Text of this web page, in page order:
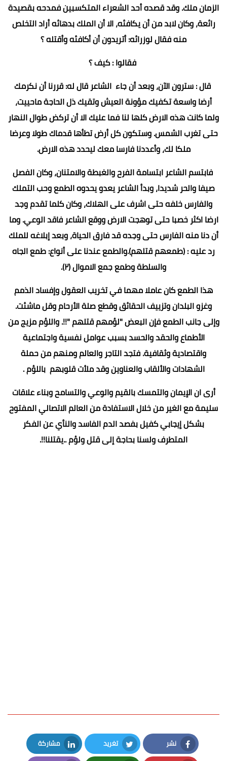
الزمان ملك. وقد قصده أحد الشعراء المتكسبين فمدحه بقصيدة
رائعة، وكان لابد من أن يكافئه، الا أن الملك بدهائه أراد التخلص
منه فقال لوزرائه: أتريدون أن أكافئه وأقتله ؟
فقالوا : كيف ؟
قال : سترون الآن، وبعد أن جاء الشاعر قال له: قررنا أن نكرمك
أرضا واسعة تكفيك مؤونة العيش وتقيك ذل الحاجة ماحييت،
ولما كانت هذه الارض كلها لنا فما عليك الا أن تركض طوال النهار
حتى تغرب الشمس. وستكون كل أرض تطأها قدماك طولا وعرضا
ملكا لك، وأعددنا فارسا معك ليحدد هذه الارض.
فابتسم الشاعر ابتسامة الفرح والغبطة والامتنان، وكان الفصل
صيفا والحر شديدا، وبدأ الشاعر يعدو يحدوه الطمع وحب التملك
والفارس خلفه حتى اشرف على الهلاك، وكان كلما تقدم وجد
ارضا اكثر خصبا حتى توهجت الارض ووقع الشاعر فاقد الوعي. وما
أن دنا منه الفارس حتى وجده قد فارق الحياة، وبعد إبلاغه للملك
رد عليه : (طمعهم قتلهم).والطمع عندنا على أنواع: طمع الجاه
والسلطة وطمع جمع الاموال (٢).
هذا الطمع كان عاملا مهما في تخريب العقول وإفساد الذمم
وغزو البلدان وتزييف الحقائق وقطع صلة الأرحام وقل ماشئت.
وإلى جانب الطمع فإن البعض "لؤمهم قتلهم "!!. واللؤم مزيج من
الأطماع والحقد والحسد بسبب عوامل نفسية واجتماعية
واقتصادية وثقافية. فتجد التاجر والعالم ومنهم من حملة
الشهادات والألقاب والعناوين وقد ملأت قلوبهم باللؤم .
أرى ان الإيمان والتمسك بالقيم والوعي والتسامح وبناء علاقات
سليمة مع الغير من خلال الاستفادة من العالم الاتصالي المفتوح
بشكل إيجابي كفيل بفصد الدم الفاسد والنأي عن الفكر
المتطرف ولسنا بحاجة إلى قتل ولؤم ..يقتلنا!!.
نشر
Facebook
تغريد
Twitter
مشاركة
LinkedIn